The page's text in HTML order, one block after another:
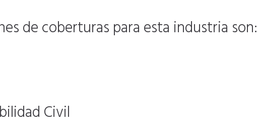
de coberturas para esta industria son:
Civil